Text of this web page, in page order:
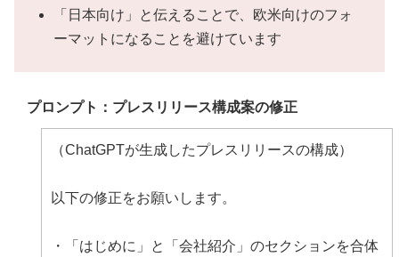
## プレスリリースのターゲット
（略：STEP1で作成した内容）
## ターゲットとするメディア
（略：STEP1で作成した内容）
## あるとメディアの興味を引く情報
「日本向け」と伝えることで、欧米向けのフォ
ーマットになることを避けています
プロンプト：プレスリリース構成案の修正
（ChatGPTが生成したプレスリリースの構成）
以下の修正をお願いします。
・「はじめに」と「会社紹介」のセクションを合体